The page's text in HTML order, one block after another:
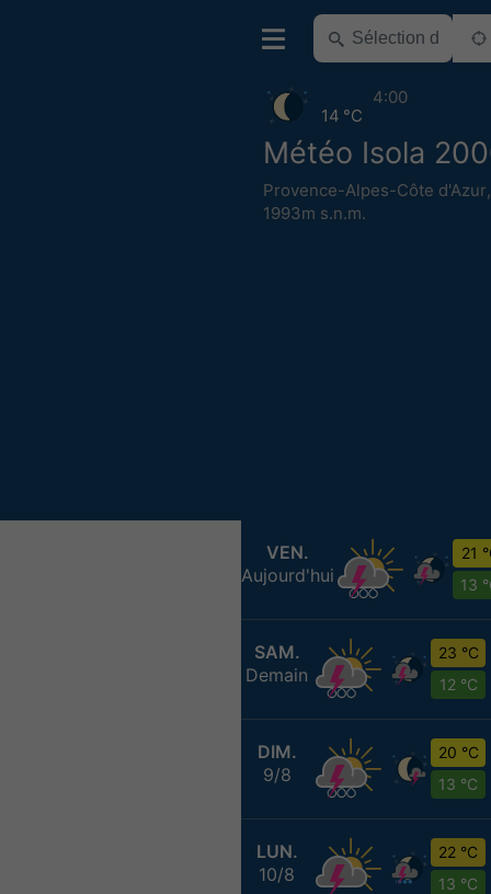
Météo Isola
Provence-Alpes-Côte d'Azur
1993m s.n.m.
14 °C
4:00
VEN.
Aujourd'hui
21
13
SAM.
Demain
23 °C
12 °C
DIM.
9/8
20 °C
13 °C
LUN.
10/8
22 °C
13 °C